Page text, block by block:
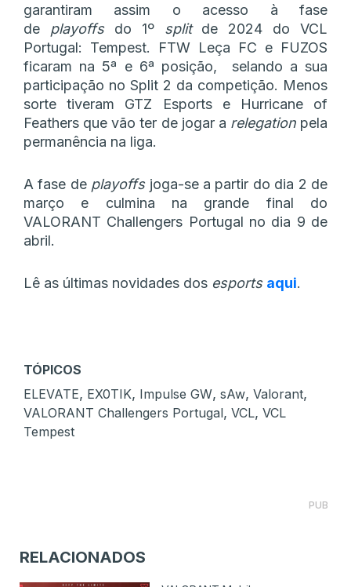
garantiram assim o acesso à fase
de playoffs do 1º splitde 2024 do VCL
Portugal: Tempest. FTW Leça FC e FUZOS
ficaram na 5ª e 6ª posição, selando a sua
participação no Split 2 da competição. Menos
sorte tiveram GTZ Esports e Hurricane of
Feathers que vão ter de jogar a relegationpela
permanência na liga.
A fase de playoffsjoga-se a partir do dia 2 de
março e culmina na grande final do
VALORANT Challengers Portugal no dia 9 de
abril.
Lê as últimas novidades dos esports aqui.
TÓPICOS
ELEVATE, EX0TIK, Impulse GW, sAw, Valorant,
VALORANT Challengers Portugal, VCL, VCL
Tempest
PUB
RELACIONADOS